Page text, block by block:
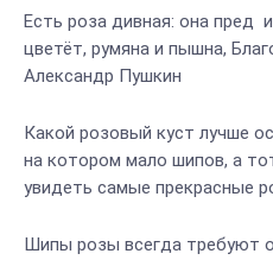
Есть роза дивная: она пред
цветёт, румяна и пышна,
Александр Пушкин
Какой розовый куст лучше
на котором мало шипов, а
увидеть самые прекрасные
Шипы розы всегда требуют